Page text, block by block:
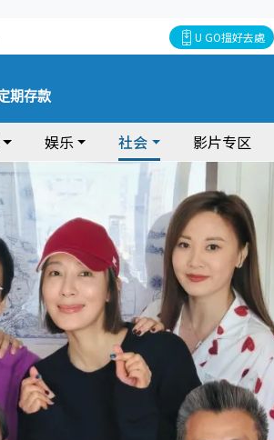
U GO搵好去處
期存款
娱乐 社会 影片专区